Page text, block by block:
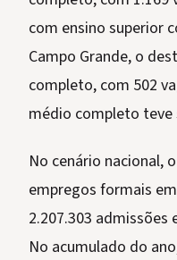
com ensino superior
Campo Grande, o
completo, com 502
médio completo teve
No cenário nacional,
empregos formais
2.207.303 admissões
No acumulado do